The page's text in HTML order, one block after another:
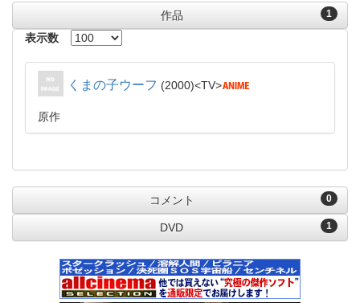
1
作品
表示数
くまの子ウーフ 2000 TV
原作
0
コメント
1
DVD